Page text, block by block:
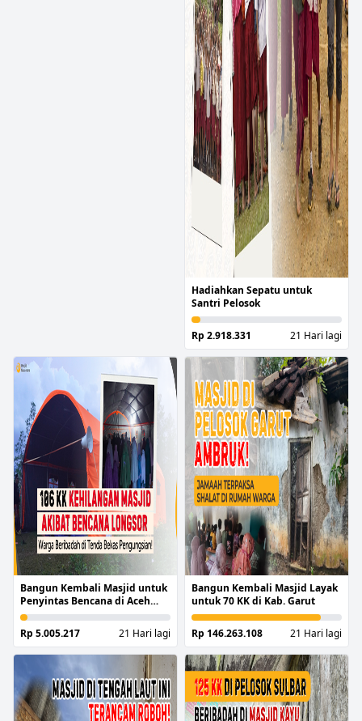
Hadiahkan Sepatu untuk
Santri Pelosok
Rp 2.918.331 21 Hari lagi
Bangun Kembali Masjid untuk
Penyintas Bencana di Aceh
Tengah
Rp 5.005.217
21 Hari lagi
Bangun Kembali Masjid Layak
untuk 70 KK di Kab. Garut
Rp 146.263.108 21 Hari lagi